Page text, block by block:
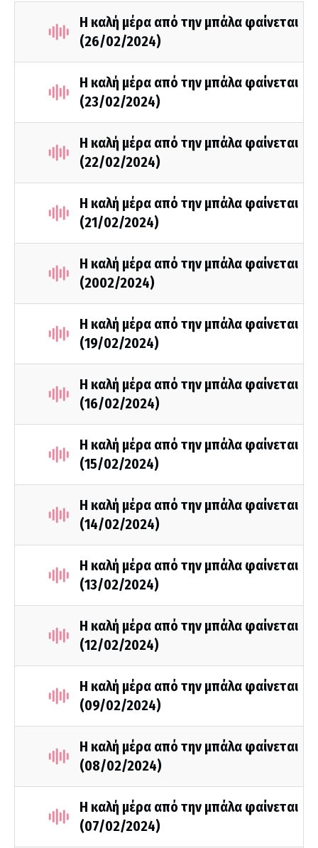
Η καλή μέρα από την μπάλα φαίνεται
(26/02/2024)
Η καλή μέρα από την μπάλα φαίνεται
(23/02/2024)
Η καλή μέρα από την μπάλα φαίνεται
(22/02/2024)
Η καλή μέρα από την μπάλα φαίνεται
(21/02/2024)
Η καλή μέρα από την μπάλα φαίνεται
(2002/2024)
Η καλή μέρα από την μπάλα φαίνεται
(19/02/2024)
Η καλή μέρα από την μπάλα φαίνεται
(16/02/2024)
Η καλή μέρα από την μπάλα φαίνεται
(15/02/2024)
Η καλή μέρα από την μπάλα φαίνεται
(14/02/2024)
Η καλή μέρα από την μπάλα φαίνεται
(13/02/2024)
Η καλή μέρα από την μπάλα φαίνεται
(12/02/2024)
Η καλή μέρα από την μπάλα φαίνεται
(09/02/2024)
Η καλή μέρα από την μπάλα φαίνεται
(08/02/2024)
Η καλή μέρα από την μπάλα φαίνεται
(07/02/2024)